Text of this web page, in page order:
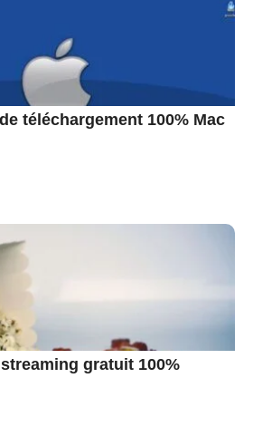
téléchargement 100% Mac
gratuit 100%